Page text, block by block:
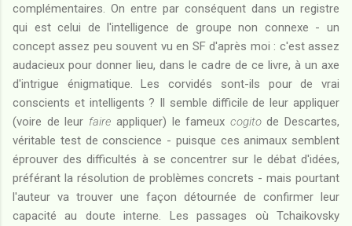
complémentaires. On entre par conséquent dans un registre
qui est celui de l'intelligence de groupe non connexe - un
concept assez peu souvent vu en SF d'après moi : c'est assez
audacieux pour donner lieu, dans le cadre de ce livre, à un axe
d'intrigue énigmatique. Les corvidés sont-ils pour de vrai
conscients et intelligents ? Il semble difficile de leur appliquer
(voire de leur faire appliquer) le fameux cogitode Descartes,
véritable test de conscience - puisque ces animaux semblent
éprouver des difficultés à se concentrer sur le débat d'idées,
préférant la résolution de problèmes concrets - mais pourtant
l'auteur va trouver une façon détournée de confirmer leur
capacité au doute interne. Les passages où Tchaikovsky